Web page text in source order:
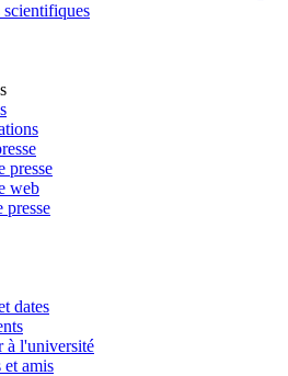
scientifiques
presse
web
presse
dates
à l'université
et amis